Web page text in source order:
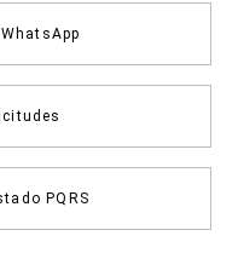
PQRS